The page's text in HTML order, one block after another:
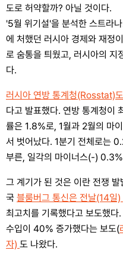
도로 허약할까? 아닐 것이다.
'5월 위기설'을 분석한 스트라
에 처했던 러시아 경제와 재정
로 숨통을 틔웠고, 러시아의 지
다.
러시아 연방 통계청(Rosstat)
다고 발표했다. 연방 통계청이
률은 1.8%로, 1월과 2월의 마
서 벗어났다. 1분기 전체로는
부른, 일각의 마이너스(-)
그 계기가 된 것은 이란 전쟁
국블룸버그 통신은 전날(14일)
최고치를 기록했다고 보도했
수입이 40% 증가했다는 보도(
자) 도 나왔다.